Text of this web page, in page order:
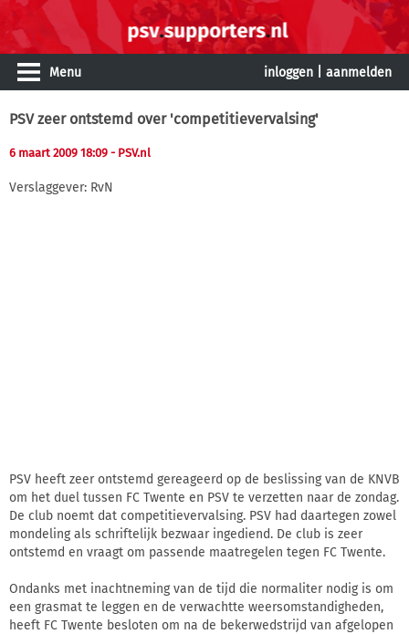
Menu inloggen aanmelden
PSV zeer ontstemd over 'competitievervalsing'
6 maart 2009 18:09 - PSV.nl
Verslaggever: RvN
PSV heeft zeer ontstemd gereageerd op de beslissing van de KNVB
om het duel tussen FC Twente en PSV te verzetten naar de zondag.
De club noemt dat competitievervalsing. PSV had daartegen zowel
mondeling als schriftelijk bezwaar ingediend. De club is zeer
ontstemd en vraagt om passende maatregelen tegen FC Twente.
Ondanks met inachtneming van de tijd die normaliter nodig is om
een grasmat te leggen en de verwachtte weersomstandigheden,
heeft FC Twente besloten om na de bekerwedstrijd van afgelopen